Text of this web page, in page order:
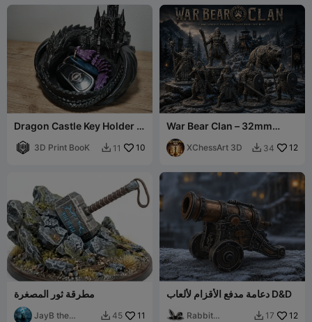
Dragon Castle Key Holder -
3D Print BooK  11 10
War Bear Clan – 32mm
Fantasy RPG Miniatures
XChessArt 3D  34 12
مطرقة ثور المصغرة
JayB the
 45 11
دعامة مدفع الأقزام لألعاب D&D
Rabbit
 17 12